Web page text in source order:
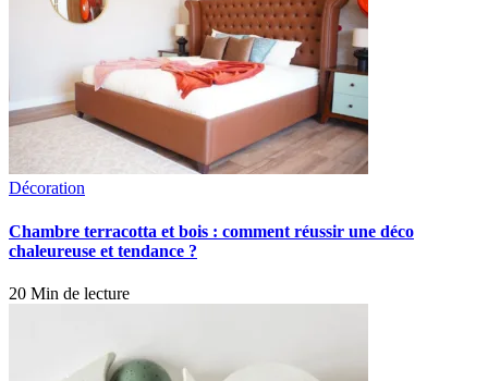
Décoration
Chambre terracotta et bois : comment réussir une déco
chaleureuse et tendance ?
20 Min de lecture